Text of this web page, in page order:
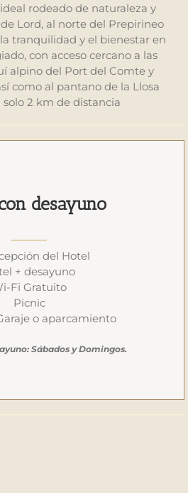
rodeado de naturaleza y
Lord, al norte del Prepirineo
tranquilidad y el bienestar en
con acceso cercano a las
alpino del Port del Comte y
como al pantano de la Llosa
solo 2 km de distancia
desayuno
del Hotel
+ desayuno
Fi Gratuito
Picnic
o aparcamiento
Sábados y Domingos.